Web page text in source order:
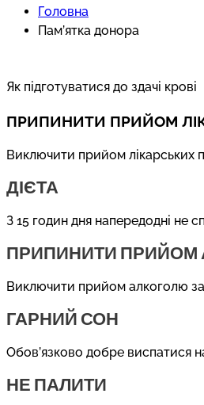
Головна
Пам’ятка донора
Як підготуватися до здачі крові
ПРИПИНИТИ ПРИЙОМ
Виключити прийом лікарських
ДІЄТА
З 15 годин дня напередодні не
ПРИПИНИТИ ПРИЙОМ
Виключити прийом алкоголю
ГАРНИЙ СОН
Обов’язково добре виспатися
НЕ ПАЛИТИ